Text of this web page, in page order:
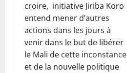
croire, initiative Jiriba Koro
entend mener d’autres
actions dans les jours à
venir dans le but de libérer
le Mali de cette inconstance
et de la nouvelle politique